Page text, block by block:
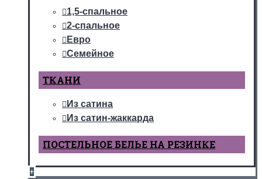
1,5-спальное
2-спальное
Евро
Семейное
ТКАНИ
Из сатина
Из сатин-жаккарда
ПОСТЕЛЬНОЕ БЕЛЬЕ НА РЕЗИНКЕ
+